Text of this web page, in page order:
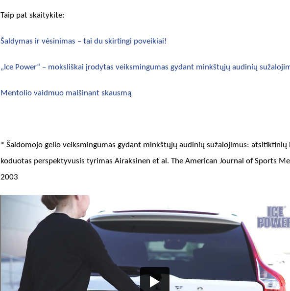
Taip pat skaitykite:
Šaldymas ir vėsinimas – tai du skirtingi poveikiai!
„Ice Power“ – moksliškai įrodytas veiksmingumas gydant minkštųjų audinių
Mentolio vaidmuo malšinant skausmą
* Šaldomojo gelio veiksmingumas gydant minkštųjų audinių sužalojimus: atsitiktinių
koduotas perspektyvusis tyrimas Airaksinen et al. The American Journal of Sports
2003